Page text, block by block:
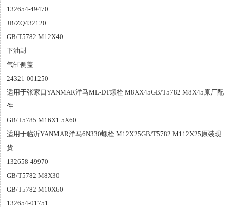
132654-49470
JB/ZQ432120
GB/T5782 M12X40
下油封
气缸侧盖
24321-001250
适用于张家口YANMAR洋马ML-DT螺栓 M8XX45GB/T5782 M8X45原厂配
件
GB/T5785 M16X1.5X60
适用于临沂YANMAR洋马6N330螺栓 M12X25GB/T5782 M112X25原装现
货
132658-49970
GB/T5782 M8X30
GB/T5782 M10X60
132654-01751